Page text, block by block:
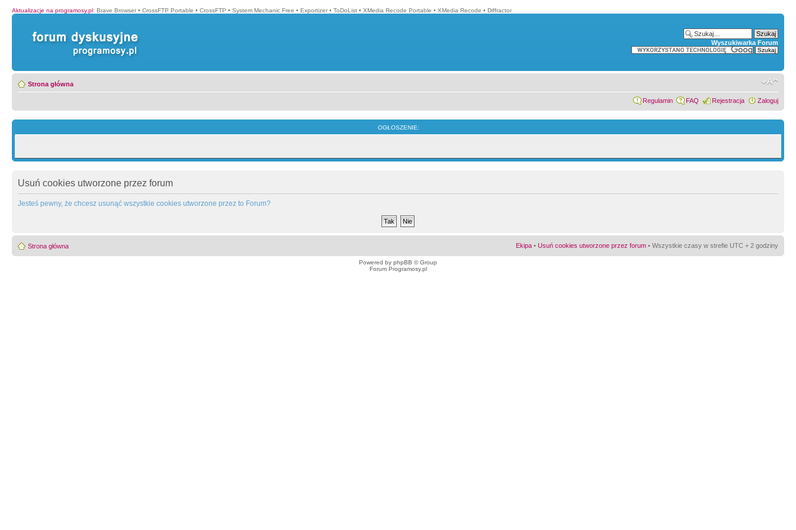
Aktualizacje na programosy.pl: Brave Browser • CrossFTP Portable • CrossFTP • System Mechanic Free • Exportizer • ToDoList • XMedia Recode Portable • XMedia Recode • Diffractor
Wyszukiwarka Forum
Strona główna
Regulamin FAQ Rejestracja Zaloguj
OGŁOSZENIE:
Usuń cookies utworzone przez forum
Jesteś pewny, że chcesz usunąć wszystkie cookies utworzone przez to Forum?
Strona główna Ekipa • Usuń cookies utworzone przez forum • Wszystkie czasy w strefie UTC + 2 godziny
Powered by phpBB © Group
Forum Programosy.pl